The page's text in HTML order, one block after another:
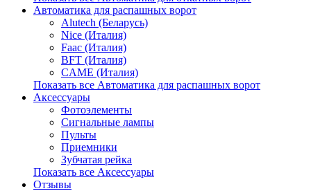
Автоматика для распашных ворот
Alutech (Беларусь)
Nice (Италия)
Faac (Италия)
BFT (Италия)
CAME (Италия)
Показать все Автоматика для распашных ворот
Аксессуары
Фотоэлементы
Сигнальные лампы
Пульты
Приемники
Зубчатая рейка
Показать все Аксессуары
Отзывы